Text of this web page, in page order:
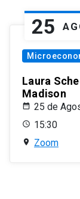
25
Laura
Madison
25 de
15:30
Zoom